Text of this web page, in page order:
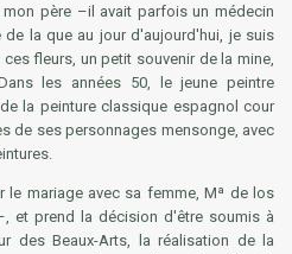
père –il avait parfois un médecin
la que au jour d'aujourd'hui, je suis
fleurs, un petit souvenir de la mine,
les années 50, le jeune peintre
la peinture classique espagnol cour
de ses personnages mensonge, avec
le mariage avec sa femme, Mª de los
et prend la décision d'être soumis à
des Beaux-Arts, la réalisation de la